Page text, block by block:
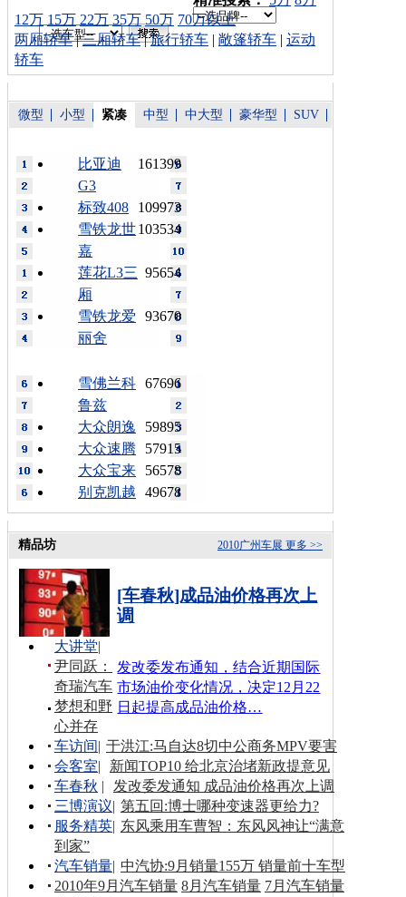
12万 15万 22万 35万 50万 70万以上
两厢轿车|三厢轿车|旅行轿车 | 敞篷轿车 | 运动
轿车
微型 小型 紧凑 中型 中大型 豪华型 SUV
161399
比亚迪
G3
109973
标致408
103534
雪铁龙世
嘉
95654
莲花L3三
厢
93670
雪铁龙爱
丽舍
67696
雪佛兰科
鲁兹
59895
大众朗逸
57915
大众速腾
56578
大众宝来
49678
别克凯越
更多 >>
2010广州车展
精品坊
[车春秋]成品油价格再次上
调
发改委发布通知，结合近期国际
市场油价变化情况，决定12月22
日起提高成品油价格…
大讲堂|
尹同跃：
奇瑞汽车
梦想和野
心并存
车访间| 于洪江:马自达8切中公商务MPV要害
会客室|
新闻TOP10 给北京治堵新政提意见
车春秋 |
发改委发通知 成品油价格再次上调
三博演议| 第五回:博士哪种变速器更给力?
服务精英| 东风乘用车曹智：东风风神让“满意
到家”
汽车销量| 中汽协:9月销量155万 销量前十车型
2010年9月汽车销量 8月汽车销量 7月汽车销量